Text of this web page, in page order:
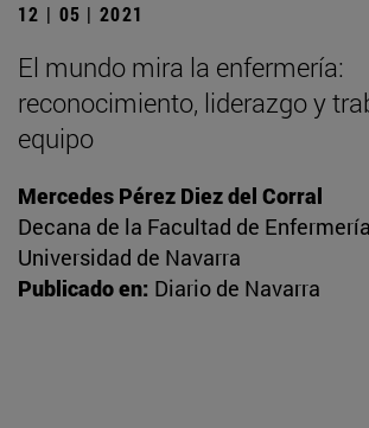
12 | 05 | 2021
El mundo mira la enfermería:
reconocimiento, liderazgo y
equipo
Mercedes Pérez Diez del Corral
Decana de la Facultad de
Universidad de Navarra
Publicado en: Diario de Navarra